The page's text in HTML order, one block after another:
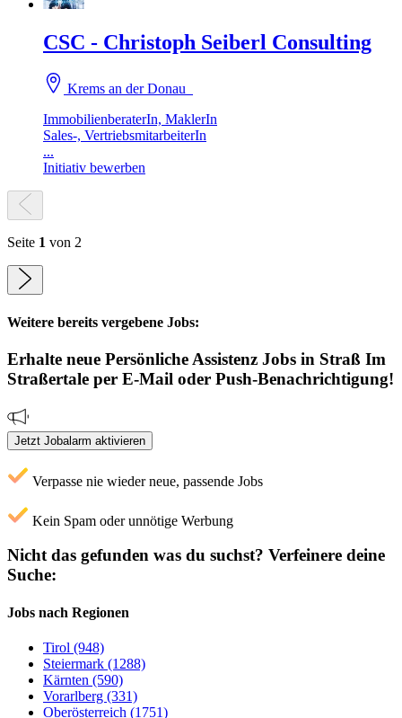
CSC - Christoph Seiberl Consulting
Krems an der Donau
ImmobilienberaterIn, MaklerIn
Sales-, VertriebsmitarbeiterIn
...
Initiativ bewerben
Seite 1 von 2
Weitere bereits vergebene Jobs:
Erhalte neue Persönliche Assistenz Jobs in Straß Im
Straßertale per E-Mail oder Push-Benachrichtigung!
Jetzt Jobalarm aktivieren
Verpasse nie wieder neue, passende Jobs
Kein Spam oder unnötige Werbung
Nicht das gefunden was du suchst? Verfeinere deine
Suche:
Jobs nach Regionen
Tirol (948)
Steiermark (1288)
Kärnten (590)
Vorarlberg (331)
Oberösterreich (1751)